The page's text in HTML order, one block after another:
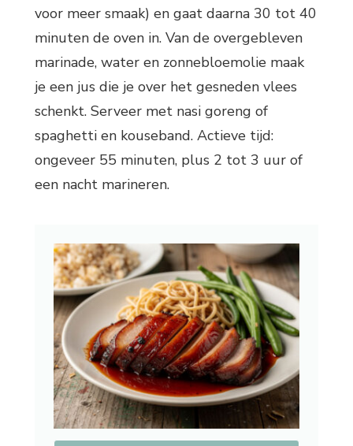
voor meer smaak) en gaat daarna 30 tot 40
minuten de oven in. Van de overgebleven
marinade, water en zonnebloemolie maak
je een jus die je over het gesneden vlees
schenkt. Serveer met nasi goreng of
spaghetti en kouseband. Actieve tijd:
ongeveer 55 minuten, plus 2 tot 3 uur of
een nacht marineren.